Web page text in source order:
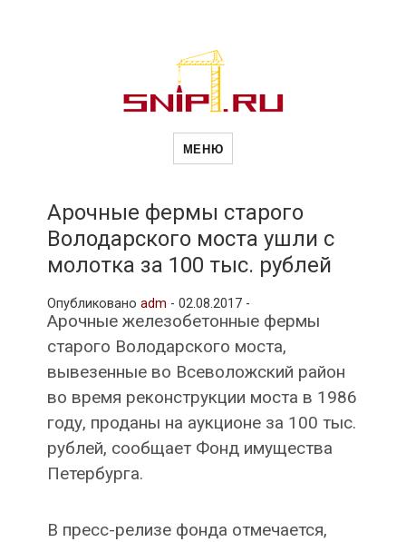
Новости
и
рубрики
МЕНЮ
Арочные фермы старого
Володарского моста ушли с
молотка за 100 тыс. рублей
Опубликовано adm - 02.08.2017 -
Арочные железобетонные фермы
старого Володарского моста,
вывезенные во Всеволожский район
во время реконструкции моста в 1986
году, проданы на аукционе за 100 тыс.
рублей, сообщает Фонд имущества
Петербурга.
В пресс-релизе фонда отмечается,